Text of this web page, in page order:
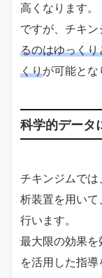
高くなります。
ですが、チキン
るのはゆっく
くりが可能とな
科学的データ
チキンジムで
析装置を用い
行います。
最大限の効果
を活用した指導